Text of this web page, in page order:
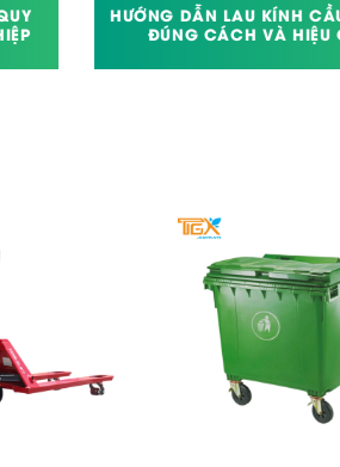
HƯỚNG DẪN LAU KÍNH
ĐÚNG CÁCH VÀ HIỆU